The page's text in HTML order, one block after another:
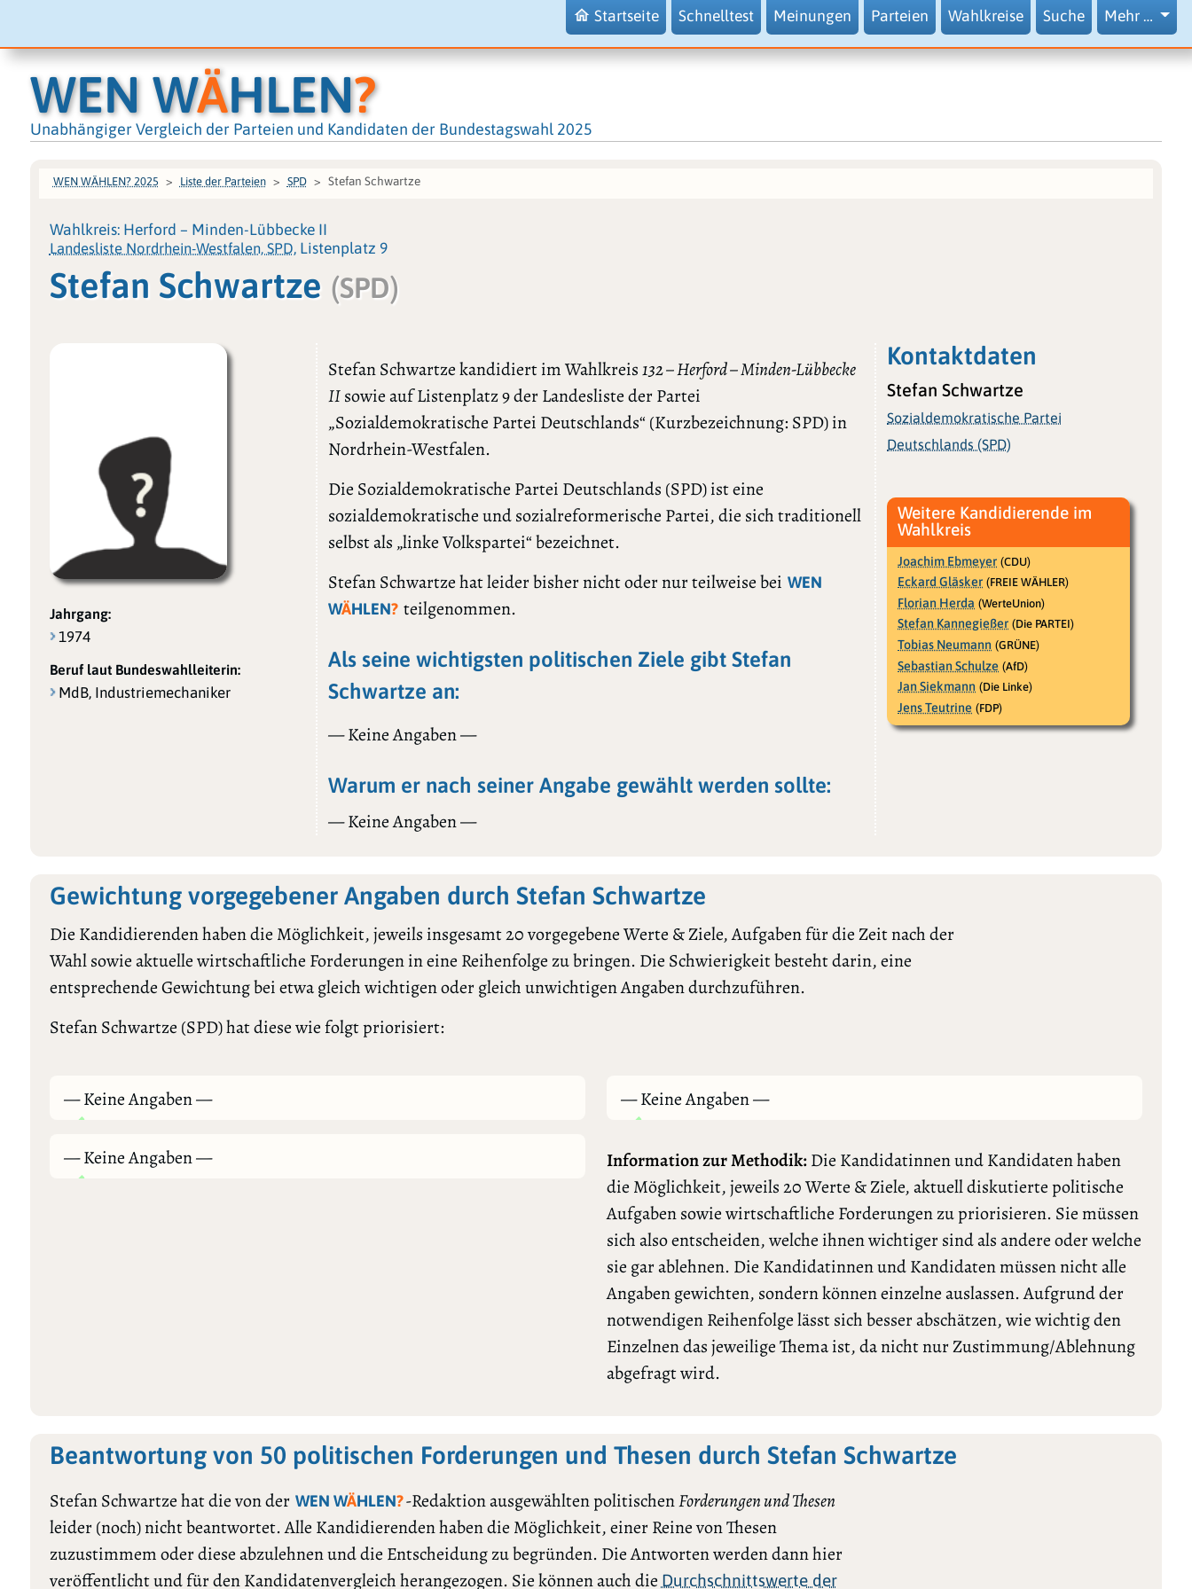
Startseite Schnelltest Meinungen Parteien Wahlkreise Suche Mehr …
WEN WÄHLEN?
Unabhängiger Vergleich der Parteien und Kandidaten der Bundestagswahl 2025
WEN WÄHLEN? 2025 Liste der Parteien SPD Stefan Schwartze
Wahlkreis: Herford – Minden-Lübbecke II
Landesliste Nordrhein-Westfalen, SPD, Listenplatz 9
Stefan Schwartze (SPD)
Jahrgang:
1974
Beruf laut Bundeswahlleiterin:
MdB, Industriemechaniker
Stefan Schwartze kandidiert im Wahlkreis132 – Herford – Minden-Lübbecke
IIsowie auf Listenplatz 9 der Landesliste der Partei
„Sozialdemokratische Partei Deutschlands“ (Kurzbezeichnung: SPD) in
Nordrhein-Westfalen.
Die Sozialdemokratische Partei Deutschlands (SPD) ist eine
sozialdemokratische und sozialreformerische Partei, die sich traditionell
selbst als „linke Volkspartei“ bezeichnet.
Stefan Schwartze hat leider bisher nicht oder nur teilweise bei WEN
WÄHLEN? teilgenommen.
Als seine wichtigsten politischen Ziele gibt Stefan
Schwartze an:
— Keine Angaben —
Warum er nach seiner Angabe gewählt werden sollte:
— Keine Angaben —
Kontaktdaten
Stefan Schwartze
Sozialdemokratische Partei
Deutschlands (SPD)
Weitere Kandidierende im
Wahlkreis
Joachim Ebmeyer (CDU)
Eckard Gläsker (FREIE WÄHLER)
Florian Herda (WerteUnion)
Stefan Kannegießer (Die PARTEI)
Tobias Neumann (GRÜNE)
Sebastian Schulze (AfD)
Jan Siekmann (Die Linke)
Jens Teutrine (FDP)
Gewichtung vorgegebener Angaben durch Stefan Schwartze
Die Kandidierenden haben die Möglichkeit, jeweils insgesamt 20 vorgegebene Werte & Ziele, Aufgaben für die Zeit nach der
Wahl sowie aktuelle wirtschaftliche Forderungen in eine Reihenfolge zu bringen. Die Schwierigkeit besteht darin, eine
entsprechende Gewichtung bei etwa gleich wichtigen oder gleich unwichtigen Angaben durchzuführen.
Stefan Schwartze (SPD) hat diese wie folgt priorisiert:
— Keine Angaben — — Keine Angaben —
— Keine Angaben — Information zur Methodik:Die Kandidatinnen und Kandidaten haben
die Möglichkeit, jeweils 20 Werte & Ziele, aktuell diskutierte politische
Aufgaben sowie wirtschaftliche Forderungen zu priorisieren. Sie müssen
sich also entscheiden, welche ihnen wichtiger sind als andere oder welche
sie gar ablehnen. Die Kandidatinnen und Kandidaten müssen nicht alle
Angaben gewichten, sondern können einzelne auslassen. Aufgrund der
notwendigen Reihenfolge lässt sich besser abschätzen, wie wichtig den
Einzelnen das jeweilige Thema ist, da nicht nur Zustimmung/Ablehnung
abgefragt wird.
Beantwortung von 50 politischen Forderungen und Thesen durch Stefan Schwartze
Stefan Schwartze hat die von der WEN WÄHLEN?-Redaktion ausgewählten politischenForderungen und Thesen
leider (noch) nicht beantwortet. Alle Kandidierenden haben die Möglichkeit, einer Reine von Thesen
zuzustimmem oder diese abzulehnen und die Entscheidung zu begründen. Die Antworten werden dann hier
veröffentlicht und für den Kandidatenvergleich herangezogen. Sie können auch dieDurchschnittswerte der